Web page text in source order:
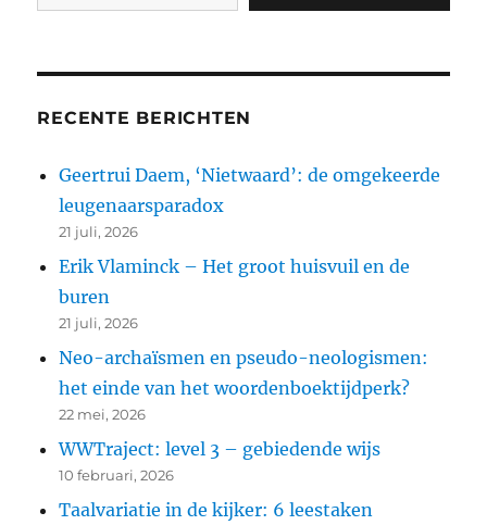
RECENTE BERICHTEN
Geertrui Daem, ‘Nietwaard’: de omgekeerde
leugenaarsparadox
21 juli, 2026
Erik Vlaminck – Het groot huisvuil en de
buren
21 juli, 2026
Neo-archaïsmen en pseudo-neologismen:
het einde van het woordenboektijdperk?
22 mei, 2026
WWTraject: level 3 – gebiedende wijs
10 februari, 2026
Taalvariatie in de kijker: 6 leestaken